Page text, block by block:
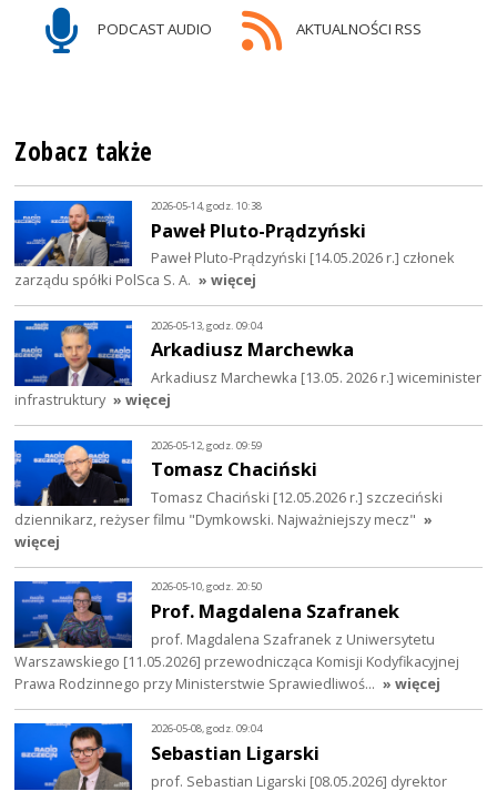
PODCAST AUDIO AKTUALNOŚCI RSS
Zobacz także
2026-05-14, godz. 10:38
Paweł Pluto-Prądzyński
Paweł Pluto-Prądzyński [14.05.2026 r.] członek
zarządu spółki PolSca S. A. » więcej
2026-05-13, godz. 09:04
Arkadiusz Marchewka
Arkadiusz Marchewka [13.05. 2026 r.] wiceminister
infrastruktury » więcej
2026-05-12, godz. 09:59
Tomasz Chaciński
Tomasz Chaciński [12.05.2026 r.] szczeciński
dziennikarz, reżyser filmu "Dymkowski. Najważniejszy mecz" »
więcej
2026-05-10, godz. 20:50
Prof. Magdalena Szafranek
prof. Magdalena Szafranek z Uniwersytetu
Warszawskiego [11.05.2026] przewodnicząca Komisji Kodyfikacyjnej
Prawa Rodzinnego przy Ministerstwie Sprawiedliwoś… » więcej
2026-05-08, godz. 09:04
Sebastian Ligarski
prof. Sebastian Ligarski [08.05.2026] dyrektor